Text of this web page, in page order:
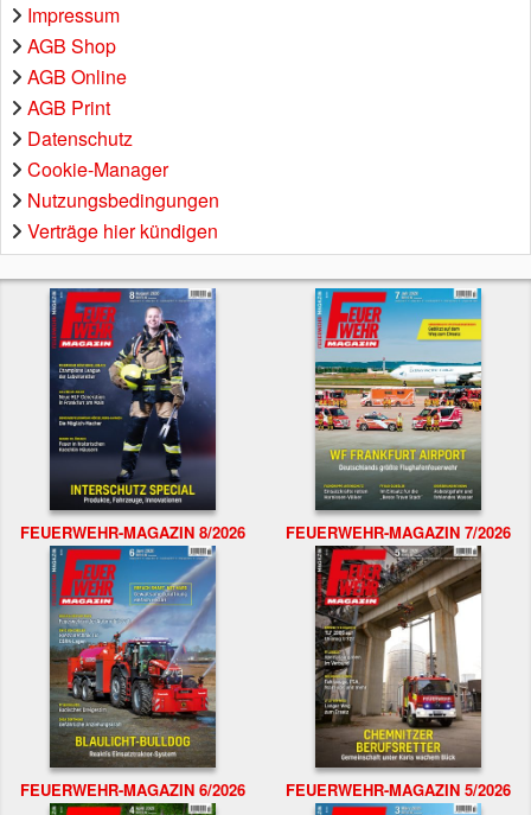
Impressum
AGB Shop
AGB Online
AGB Print
Datenschutz
Cookie-Manager
Nutzungsbedingungen
Verträge hier kündigen
FEUERWEHR-MAGAZIN 8/2026 FEUERWEHR-MAGAZIN 7/2026
FEUERWEHR-MAGAZIN 6/2026 FEUERWEHR-MAGAZIN 5/2026